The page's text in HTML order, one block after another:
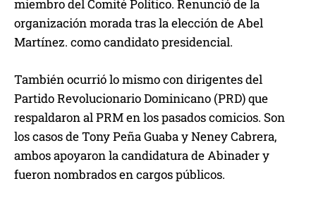
miembro del Comité Político. Renunció de la
organización morada tras la elección de Abel
Martínez. como candidato presidencial.
También ocurrió lo mismo con dirigentes del
Partido Revolucionario Dominicano (PRD) que
respaldaron al PRM en los pasados comicios. Son
los casos de Tony Peña Guaba y Neney Cabrera,
ambos apoyaron la candidatura de Abinader y
fueron nombrados en cargos públicos.